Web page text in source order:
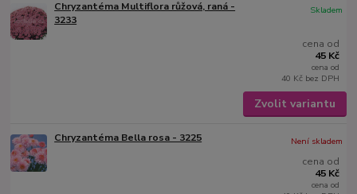
Chryzantéma Multiflora růžová, raná -
3233
cena od
45 Kč
cena od
40 Kč bez DPH
Skladem
Zvolit variantu
Chryzantéma Bella rosa - 3225
cena od
45 Kč
cena od
Není skladem